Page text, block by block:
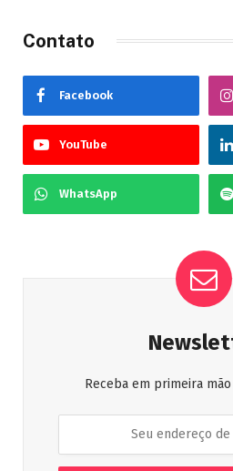
Contato
Facebook
YouTube
WhatsApp
Receba em primeira